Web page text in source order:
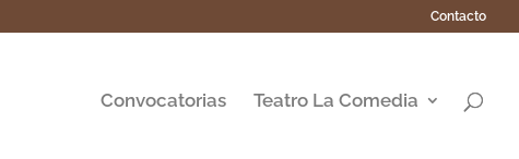
Contacto
Convocatorias Teatro La Comedia